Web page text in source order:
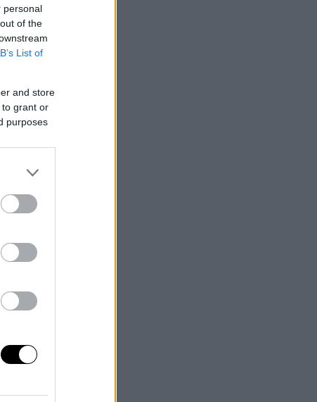
personal
of the
List of
and store
to grant or
purposes